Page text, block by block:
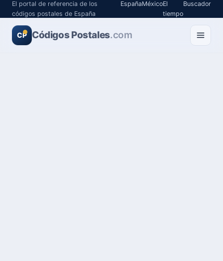
El portal de referencia de los
códigos postales de España
EspañaMéxicoEl
tiempo
Buscador
CP Códigos Postales.com